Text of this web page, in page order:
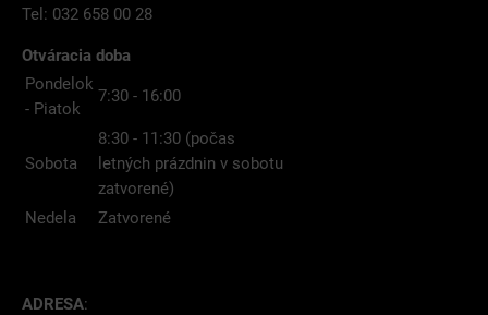
Tel: 032 658 00 28
Otváracia doba
Pondelok
- Piatok
7:30 - 16:00
Sobota
8:30 - 11:30 (počas
letných prázdnin v sobotu
zatvorené)
Nedela
Zatvorené
ADRESA: